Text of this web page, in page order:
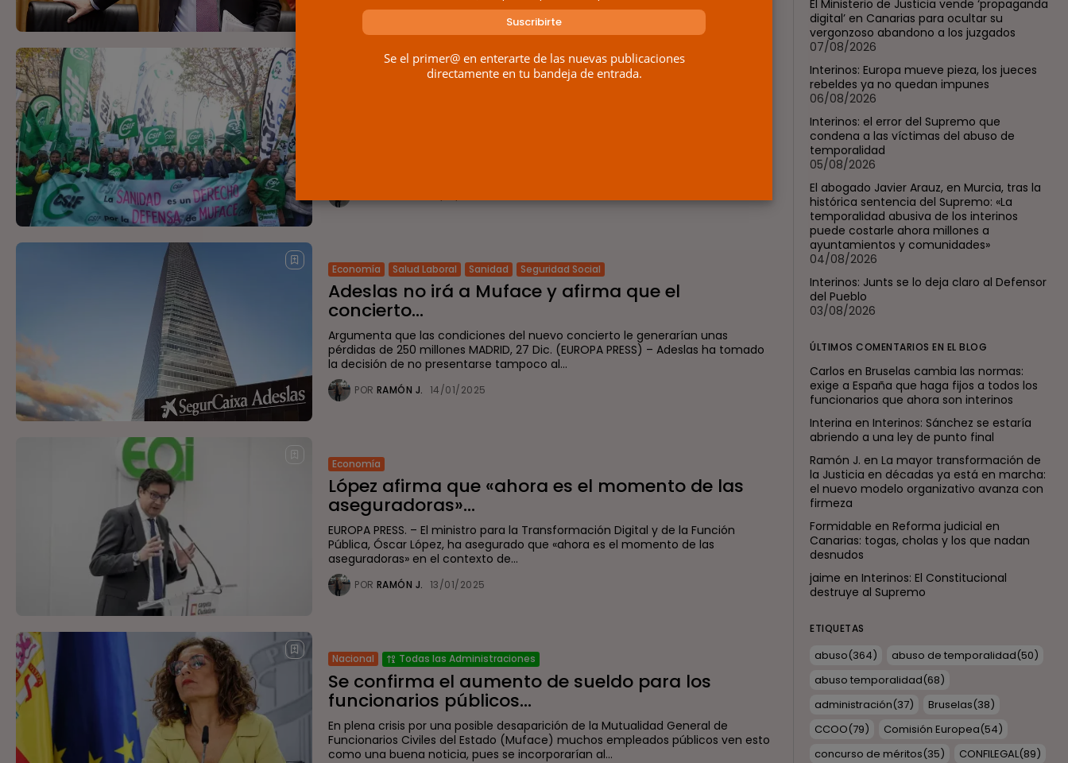
jueces...
PORRAMÓN J. 06/08/2026
Interinos: el error del
Supremo que...
Seguridad Social Todas las Administraciones
Economía Salud Laboral Sanidad Seguridad Social
Adeslas no irá a Muface y afirma que el
concierto...
Argumenta que las condiciones del nuevo concierto le generarían unas
pérdidas de 250 millones MADRID, 27 Dic. (EUROPA PRESS) – Adeslas ha tomado
la decisión de no presentarse tampoco al...
POR RAMÓN J. 14/01/2025
Economía
López afirma que «ahora es el momento de las
aseguradoras»...
EUROPA PRESS. – El ministro para la Transformación Digital y de la Función
Pública, Óscar López, ha asegurado que «ahora es el momento de las
aseguradoras» en el contexto de...
POR RAMÓN J. 13/01/2025
Nacional Todas las Administraciones
Se confirma el aumento de sueldo para los
funcionarios públicos...
En plena crisis por una posible desaparición de la Mutualidad General de
Funcionarios Civiles del Estado (Muface) muchos empleados públicos ven esto
como una buena noticia, pues se incorporarían al...
El Ministerio de Justicia vende ‘propaganda
digital’ en Canarias para ocultar su
vergonzoso abandono a los juzgados
07/08/2026
Interinos: Europa mueve pieza, los jueces
rebeldes ya no quedan impunes
06/08/2026
Interinos: el error del Supremo que
condena a las víctimas del abuso de
temporalidad
05/08/2026
El abogado Javier Arauz, en Murcia, tras la
histórica sentencia del Supremo: «La
temporalidad abusiva de los interinos
puede costarle ahora millones a
ayuntamientos y comunidades»
04/08/2026
Interinos: Junts se lo deja claro al Defensor
del Pueblo
03/08/2026
ÚLTIMOS COMENTARIOS EN EL BLOG
Carlos en Bruselas cambia las normas:
exige a España que haga fijos a todos los
funcionarios que ahora son interinos
Interina en Interinos: Sánchez se estaría
abriendo a una ley de punto final
Ramón J. en La mayor transformación de
la Justicia en décadas ya está en marcha:
el nuevo modelo organizativo avanza con
firmeza
Formidable en Reforma judicial en
Canarias: togas, cholas y los que nadan
desnudos
jaime en Interinos: El Constitucional
destruye al Supremo
ETIQUETAS
abuso(364) abuso de temporalidad(50)
abuso temporalidad(68)
administración(37) Bruselas(38)
CCOO(79) Comisión Europea(54)
concurso de méritos(35) CONFILEGAL(89)
Se el primer@ en enterarte de las nuevas publicaciones
directamente en tu bandeja de entrada.